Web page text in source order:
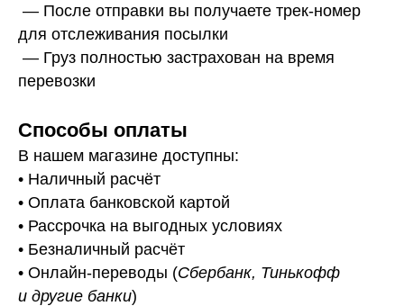
— После отправки вы получаете трек-номер
для отслеживания посылки
— Груз полностью застрахован на время
перевозки
Способы оплаты
В нашем магазине доступны:
• Наличный расчёт
• Оплата банковской картой
• Рассрочка на выгодных условиях
• Безналичный расчёт
• Онлайн-переводы (Сбербанк, Тинькофф
и другие банки)